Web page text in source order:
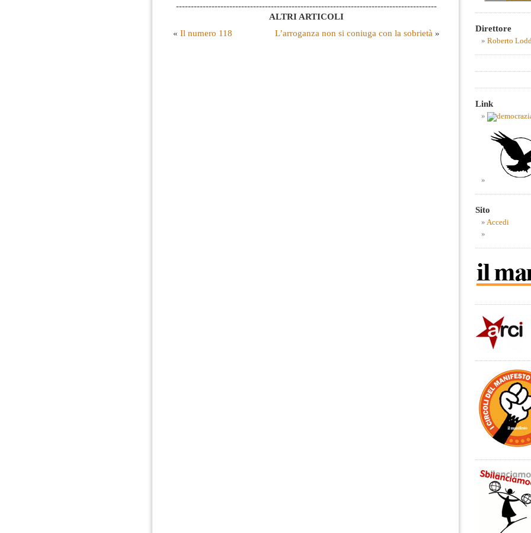
----------------------------------------------------------------------------------------
ALTRI ARTICOLI
« Il numero 118 L’arroganza non si coniuga con la sobrietà » Direttore
Roberto
Link
Sito
Accedi